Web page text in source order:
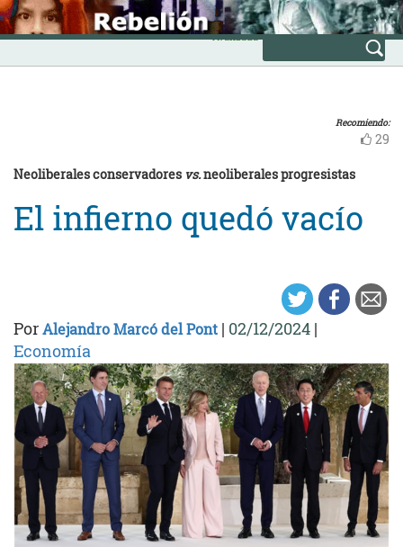
Skip
to
content
INICIO
Avanzada
Recomiendo:
29
Neoliberales conservadores vs.neoliberales progresistas
El infierno quedó vacío
PorAlejandro Marcó del Pont | 02/12/2024 |
Economía